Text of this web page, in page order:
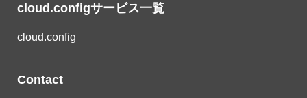
cloud.configサービス一覧
cloud.config
Contact